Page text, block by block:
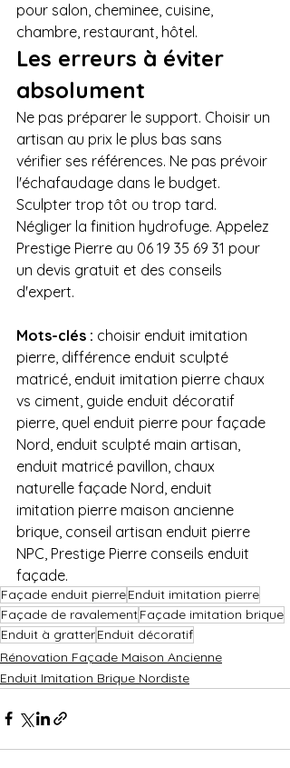
pour salon, cheminee, cuisine,
chambre, restaurant, hôtel.
Les erreurs à éviter
absolument
Ne pas préparer le support. Choisir un
artisan au prix le plus bas sans
vérifier ses références. Ne pas prévoir
l'échafaudage dans le budget.
Sculpter trop tôt ou trop tard.
Négliger la finition hydrofuge. Appelez
Prestige Pierre au 06 19 35 69 31 pour
un devis gratuit et des conseils
d'expert.
Mots-clés : choisir enduit imitation
pierre, différence enduit sculpté
matricé, enduit imitation pierre chaux
vs ciment, guide enduit décoratif
pierre, quel enduit pierre pour façade
Nord, enduit sculpté main artisan,
enduit matricé pavillon, chaux
naturelle façade Nord, enduit
imitation pierre maison ancienne
brique, conseil artisan enduit pierre
NPC, Prestige Pierre conseils enduit
façade.
Façade enduit pierreEnduit imitation pierre
Façade de ravalementFaçade imitation brique
Enduit à gratterEnduit décoratif
Rénovation Façade Maison Ancienne
Enduit Imitation Brique Nordiste